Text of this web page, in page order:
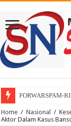
FORWARSPAM-
Home / Nasional /
Aktor Dalam Kasus